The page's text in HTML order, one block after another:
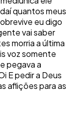
quantos meus
eu digo
vai saber
morria a última
voz somente
pegava a
E pedir a Deus
aflições para as